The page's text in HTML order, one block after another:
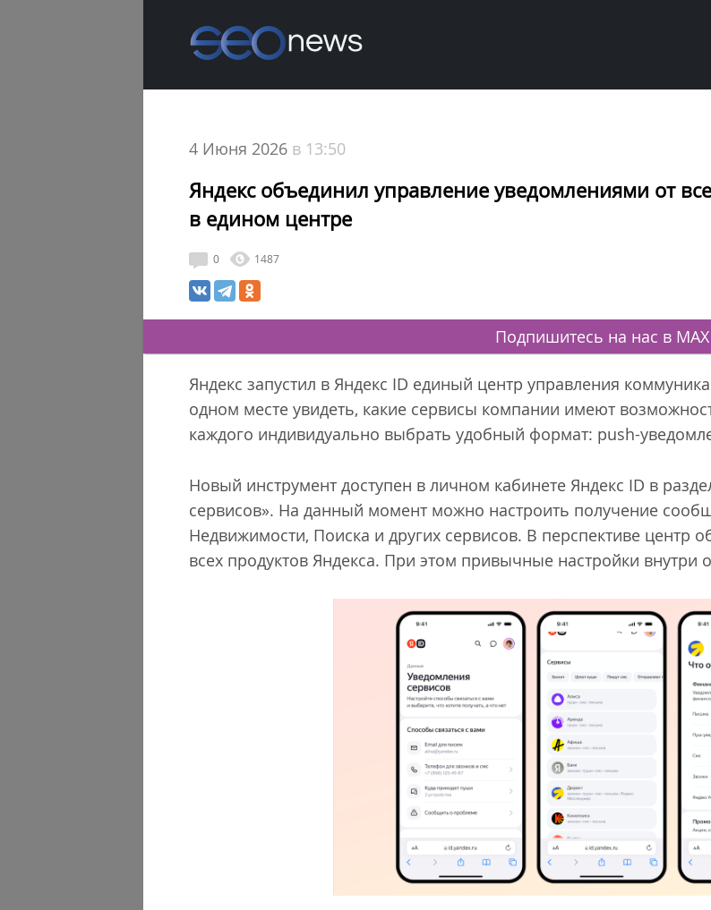
4 Июня 2026 в 13:50
Яндекс объединил управление уведомлениями от
в едином центре
0 1487
Подпишитесь на нас в MAX
Яндекс запустил в Яндекс ID единый центр управления
одном месте увидеть, какие сервисы компании имеют
каждого индивидуально выбрать удобный формат: push-
Новый инструмент доступен в личном кабинете Яндекс ID в
сервисов». На данный момент можно настроить получение
Недвижимости, Поиска и других сервисов. В перспективе центр
всех продуктов Яндекса. При этом привычные настройки